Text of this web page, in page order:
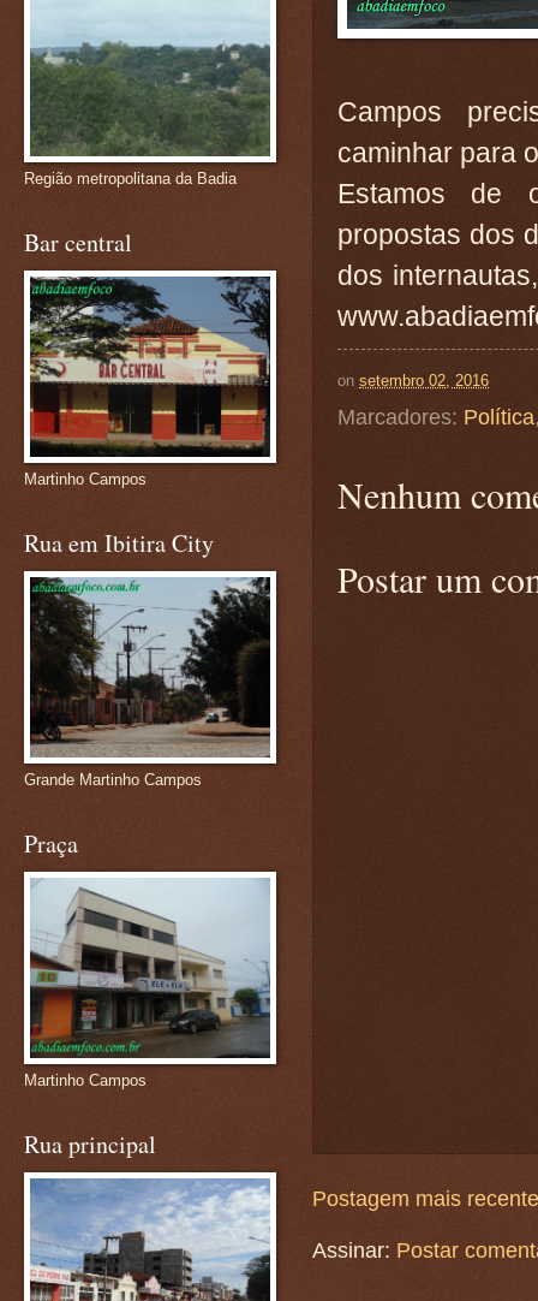
Campos
caminhar para
Estamos de
propostas dos
dos
on setembro 02, 2016
Marcadores: Política
Nenhum
Postar um
Postagem mais recente
Assinar: Postar
Região metropolitana da Badia
Bar central
Martinho Campos
Rua em Ibitira City
Grande Martinho Campos
Praça
Martinho Campos
Rua principal